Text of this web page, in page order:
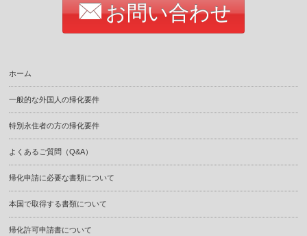
お問い合わせ
ホーム
一般的な外国人の帰化要件
特別永住者の方の帰化要件
よくあるご質問（Q&A）
帰化申請に必要な書類について
本国で取得する書類について
帰化許可申請書について